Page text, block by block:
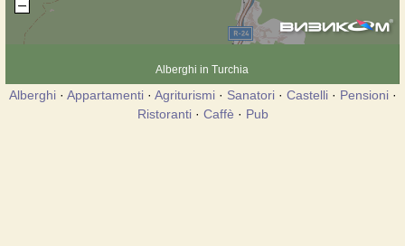
Alberghi in Turchia
Alberghi· Appartamenti· Agriturismi· Sanatori· Castelli· Pensioni·
Ristoranti· Caffè · Pub